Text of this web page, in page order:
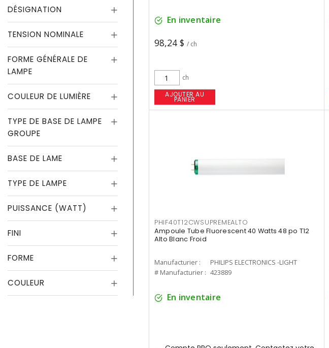
DÉSIGNATION
TENSION NOMINALE
FORME GÉNÉRALE DE
LAMPE
COULEUR DE LUMIÈRE
TYPE DE BASE DE LAMPE
GROUPE
BASE DE LAME
TYPE DE LAMPE
PUISSANCE (WATT)
FINI
FORME
COULEUR
En inventaire
98,24 $ / ch
ch
AJOUTER AU
PANIER
PHIF40T12CWSUPREMEALTO
Ampoule Tube Fluorescent 40 Watts 48 po T12
Alto Blanc Froid
Manufacturier :
PHILIPS ELECTRONICS -LIGHT
# Manufacturier : 423889
En inventaire